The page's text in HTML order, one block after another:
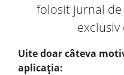
folosit jurnal
exclusiv
Uite doar câteva
aplicația: